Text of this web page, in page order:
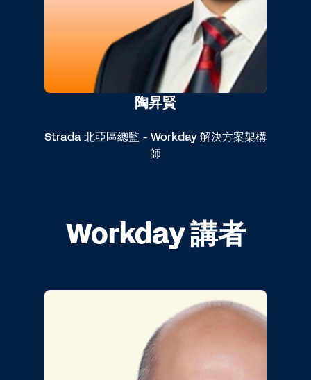
陶昇賢
Strada 北亞區總監 - Workday 解決方案架構
師
Workday 講者